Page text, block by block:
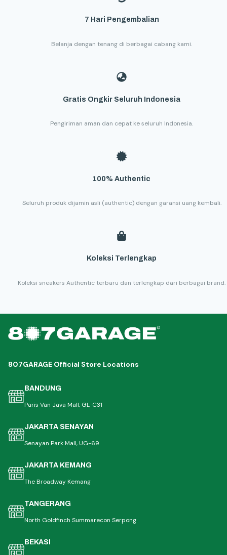
7 Hari Pengembalian
Belanja dengan tenang di berbagai cabang kami.
Gratis Ongkir Seluruh Indonesia
Pengiriman aman dan cepat ke seluruh Indonesia.
100% Authentic
Seluruh produk dijamin asli (authentic) dengan garansi uang kembali.
Koleksi Terlengkap
Koleksi sneakers Authentic terbaru dan terlengkap dari berbagai brand.
807GARAGE Official Store Locations
BANDUNG
Paris Van Java Mall, GL-C31
JAKARTA SENAYAN
Senayan Park Mall, UG-69
JAKARTA KEMANG
The Broadway Kemang
TANGERANG
North Goldfinch Summarecon Serpong
BEKASI